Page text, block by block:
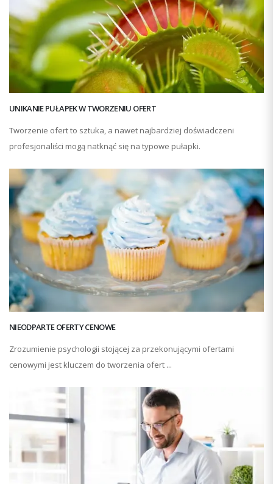
UNIKANIE PUŁAPEK W TWORZENIU OFERT
Tworzenie ofert to sztuka, a nawet najbardziej doświadczeni
profesjonaliści mogą natknąć się na typowe pułapki.
NIEODPARTE OFERTY CENOWE
Zrozumienie psychologii stojącej za przekonującymi ofertami
cenowymi jest kluczem do tworzenia ofert ...